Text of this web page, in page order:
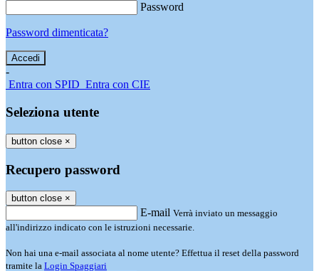
Password
Password dimenticata?
-
Entra con SPID Entra con CIE
Seleziona utente
button close ×
Recupero password
button close ×
E-mail Verrà inviato un messaggio
all'indirizzo indicato con le istruzioni necessarie.
Non hai una e-mail associata al nome utente? Effettua il reset della password
tramite la Login Spaggiari